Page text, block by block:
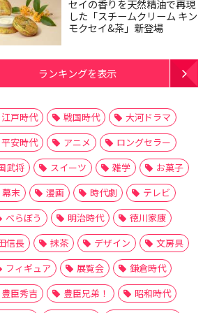
セイの香りを天然精油で再現
した「スチームクリーム キン
モクセイ&茶」新登場
ランキングを表示
江戸時代 戦国時代
大河ドラマ
平安時代
アニメ
ロングセラー
武将
スイーツ 雑学
お菓子
幕末
漫画 時代劇
テレビ
べらぼう
明治時代
徳川家康
信長
抹茶 デザイン
文房具
フィギュア
展覧会
鎌倉時代
豊臣秀吉
豊臣兄弟！
昭和時代